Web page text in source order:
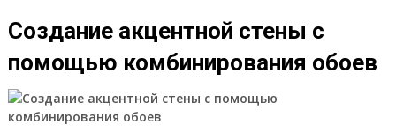
Создание акцентной стены с
помощью комбинирования обоев